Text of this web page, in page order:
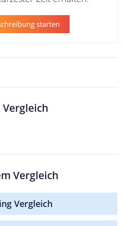
starten
Vergleich
Vergleich
Vergleich